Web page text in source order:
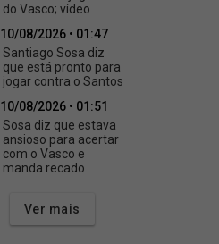
do Vasco; vídeo
10/08/2026 • 01:47
Santiago Sosa diz
que está pronto para
jogar contra o Santos
10/08/2026 • 01:51
Sosa diz que estava
ansioso para acertar
com o Vasco e
manda recado
Ver mais